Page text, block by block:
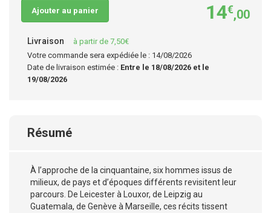
Ajouter au panier 14€,00
Livraison
à partir de 7,50€
Votre commande sera expédiée le : 14/08/2026
Date de livraison estimée : Entre le 18/08/2026 et le
19/08/2026
Résumé
À l’approche de la cinquantaine, six hommes issus de
milieux, de pays et d’époques différents revisitent leur
parcours. De Leicester à Louxor, de Leipzig au
Guatemala, de Genève à Marseille, ces récits tissent